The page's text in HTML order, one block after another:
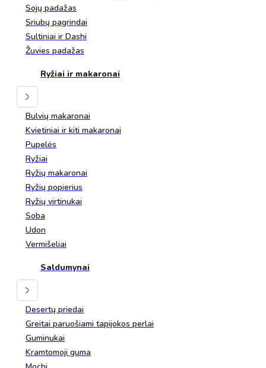
Sojų padažas
Sriubų pagrindai
Sultiniai ir Dashi
Žuvies padažas
Ryžiai ir makaronai
Bulvių makaronai
Kvietiniai ir kiti makaronai
Pupelės
Ryžiai
Ryžių makaronai
Ryžių popierius
Ryžių virtinukai
Soba
Udon
Vermišeliai
Saldumynai
Desertų priedai
Greitai paruošiami tapijokos perlai
Guminukai
Kramtomoji guma